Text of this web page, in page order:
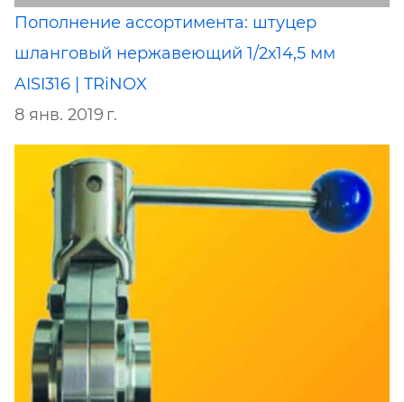
Пополнение ассортимента: штуцер
шланговый нержавеющий 1/2х14,5 мм
AISI316 | TRiNOX
8 янв. 2019 г.